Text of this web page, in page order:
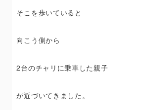
そこを歩いていると
向こう側から
2台のチャリに乗車した親子
が近づいてきました。